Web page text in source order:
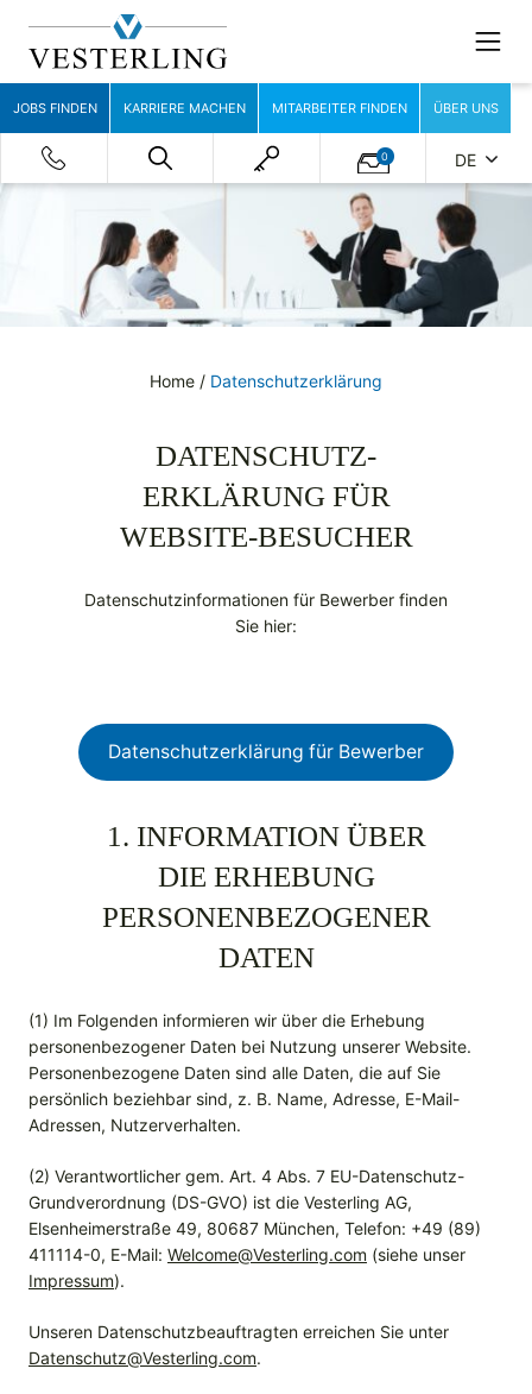
JOBS FINDEN KARRIERE MACHEN MITARBEITER FINDEN ÜBER UNS
0 DE
Home / Datenschutzerklärung
DATENSCHUTZ­
ERKLÄRUNG FÜR
WEBSITE-BESUCHER
Datenschutzinformationen für Bewerber finden
Sie hier:
Datenschutzerklärung für Bewerber
1. INFORMATION ÜBER
DIE ERHEBUNG
PERSONENBEZOGENER
DATEN
(1) Im Folgenden informieren wir über die Erhebung
personenbezogener Daten bei Nutzung unserer Website.
Personenbezogene Daten sind alle Daten, die auf Sie
persönlich beziehbar sind, z. B. Name, Adresse, E-Mail-
Adressen, Nutzerverhalten.
(2) Verantwortlicher gem. Art. 4 Abs. 7 EU-Datenschutz-
Grundverordnung (DS-GVO) ist die Vesterling AG,
Elsenheimerstraße 49, 80687 München, Telefon: +49 (89)
411114-0, E-Mail: Welcome@Vesterling.com (siehe unser
Impressum).
Unseren Datenschutzbeauftragten erreichen Sie unter
Datenschutz@Vesterling.com.